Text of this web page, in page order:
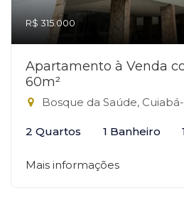
R$ 315.000
Apartamento à Venda
60m²
Bosque da Saúde,
2 Quartos 1 Banheiro
Mais informações